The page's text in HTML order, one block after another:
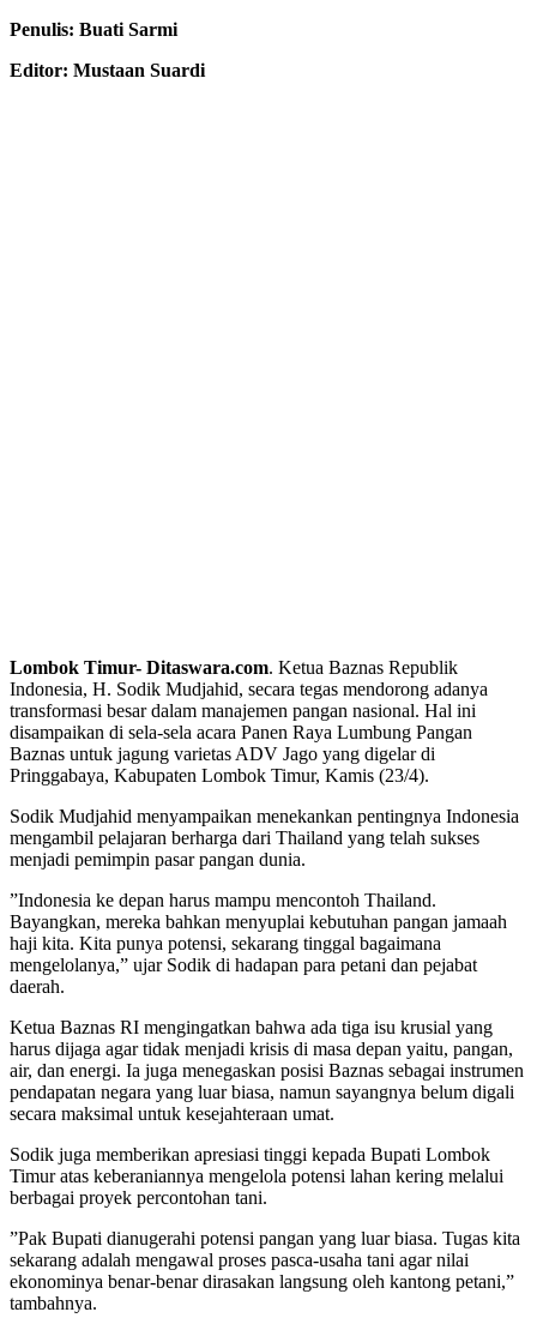
Penulis: Buati Sarmi
Editor: Mustaan Suardi
Lombok Timur- Ditaswara.com. Ketua Baznas Republik
Indonesia, H. Sodik Mudjahid, secara tegas mendorong adanya
transformasi besar dalam manajemen pangan nasional. Hal ini
disampaikan di sela-sela acara Panen Raya Lumbung Pangan
Baznas untuk jagung varietas ADV Jago yang digelar di
Pringgabaya, Kabupaten Lombok Timur, Kamis (23/4).
Sodik Mudjahid menyampaikan menekankan pentingnya Indonesia
mengambil pelajaran berharga dari Thailand yang telah sukses
menjadi pemimpin pasar pangan dunia.
”Indonesia ke depan harus mampu mencontoh Thailand.
Bayangkan, mereka bahkan menyuplai kebutuhan pangan jamaah
haji kita. Kita punya potensi, sekarang tinggal bagaimana
mengelolanya,” ujar Sodik di hadapan para petani dan pejabat
daerah.
Ketua Baznas RI mengingatkan bahwa ada tiga isu krusial yang
harus dijaga agar tidak menjadi krisis di masa depan yaitu, pangan,
air, dan energi. Ia juga menegaskan posisi Baznas sebagai instrumen
pendapatan negara yang luar biasa, namun sayangnya belum digali
secara maksimal untuk kesejahteraan umat.
Sodik juga memberikan apresiasi tinggi kepada Bupati Lombok
Timur atas keberaniannya mengelola potensi lahan kering melalui
berbagai proyek percontohan tani.
”Pak Bupati dianugerahi potensi pangan yang luar biasa. Tugas kita
sekarang adalah mengawal proses pasca-usaha tani agar nilai
ekonominya benar-benar dirasakan langsung oleh kantong petani,”
tambahnya.